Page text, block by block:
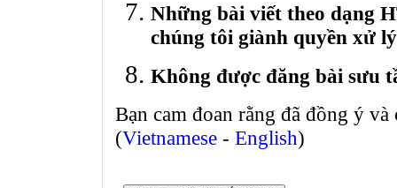
Những bài viết theo dạng
chúng tôi giành quyền xử
Không được đăng bài sưu
Bạn cam đoan rằng đã đồng ý
(Vietnamese - English)